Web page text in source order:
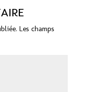
Les champs